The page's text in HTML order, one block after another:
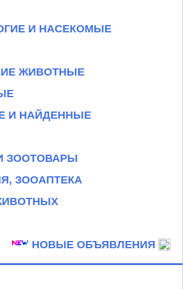
И НАСЕКОМЫЕ
ЖИВОТНЫЕ
И НАЙДЕННЫЕ
ЗООТОВАРЫ
ЗООАПТЕКА
НОВЫЕ ОБЪЯВЛЕНИЯ